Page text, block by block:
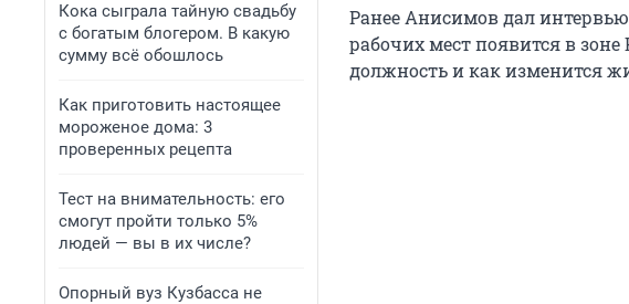
Кока сыграла тайную свадьбу
с богатым блогером. В какую
сумму всё обошлось
Как приготовить настоящее
мороженое дома: 3
проверенных рецепта
Тест на внимательность: его
смогут пройти только 5%
людей — вы в их числе?
Опорный вуз Кузбасса не
Ранее Анисимов дал интервью
рабочих мест появится в
должность и как изменится